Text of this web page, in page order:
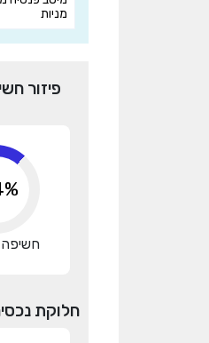
מניות
פיזור
חשיפה
חלוקת נכסים לפי 10